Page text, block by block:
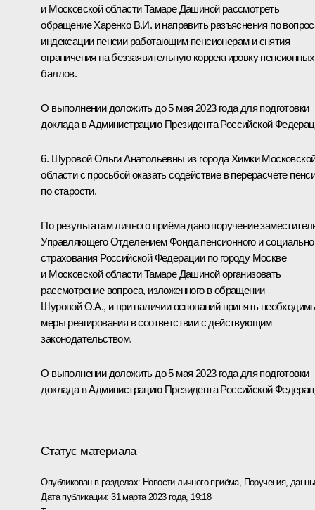
и Московской области Тамаре Дашиной рассмотреть
обращение Харенко В.И. и направить разъяснения по
индексации пенсии работающим пенсионерам и снятия
ограничения на беззаявительную корректировку пенсионных
баллов.
О выполнении доложить до 5 мая 2023 года для подготовки
доклада в Администрацию Президента Российской
6. Шуровой Ольги Анатольевны из города Химки
области с просьбой оказать содействие в перерасчете
по старости.
По результатам личного приёма дано поручение
Управляющего Отделением Фонда пенсионного и
страхования Российской Федерации по городу Москве
и Московской области Тамаре Дашиной организовать
рассмотрение вопроса, изложенного в обращении
Шуровой О.А., и при наличии оснований принять
меры реагирования в соответствии с действующим
законодательством.
О выполнении доложить до 5 мая 2023 года для подготовки
доклада в Администрацию Президента Российской
Статус материала
Опубликован в разделах: Новости личного приёма, Поручения,
Дата публикации:31 марта 2023 года, 19:18